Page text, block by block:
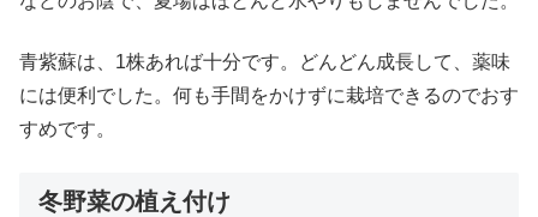
青紫蘇は、1株あれば十分です。どんどん成長して、薬味
には便利でした。何も手間をかけずに栽培できるのでおす
すめです。
冬野菜の植え付け